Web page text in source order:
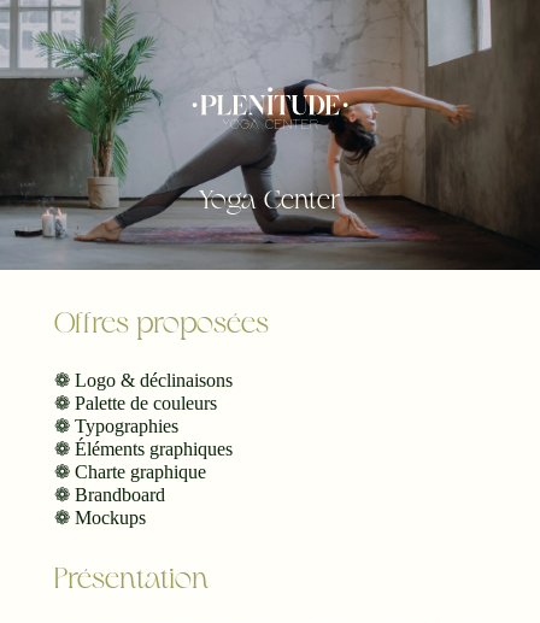
Yoga Center
Offres proposées
❁ Logo & déclinaisons
❁ Palette de couleurs
❁ Typographies
❁ Éléments graphiques
❁ Charte graphique
❁ Brandboard
❁ Mockups
Présentation